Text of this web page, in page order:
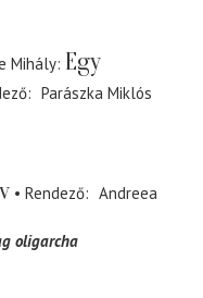
Mihály Egy
Parászka Miklós
Rendező
Andreea
oligarcha